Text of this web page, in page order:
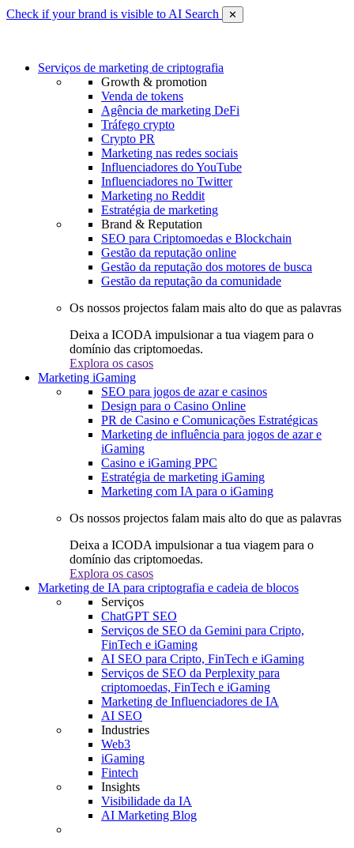
Check if your brand is visible to AI Search ✕
Serviços de marketing de criptografia
Growth & promotion
Venda de tokens
Agência de marketing DeFi
Tráfego crypto
Crypto PR
Marketing nas redes sociais
Influenciadores do YouTube
Influenciadores no Twitter
Marketing no Reddit
Estratégia de marketing
Brand & Reputation
SEO para Criptomoedas e Blockchain
Gestão da reputação online
Gestão da reputação dos motores de busca
Gestão da reputação da comunidade
Os nossos projectos falam mais alto do que as palavras
Deixa a ICODA impulsionar a tua viagem para o
domínio das criptomoedas.
Explora os casos
Marketing iGaming
SEO para jogos de azar e casinos
Design para o Casino Online
PR de Casino e Comunicações Estratégicas
Marketing de influência para jogos de azar e
iGaming
Casino e iGaming PPC
Estratégia de marketing iGaming
Marketing com IA para o iGaming
Os nossos projectos falam mais alto do que as palavras
Deixa a ICODA impulsionar a tua viagem para o
domínio das criptomoedas.
Explora os casos
Marketing de IA para criptografia e cadeia de blocos
Serviços
ChatGPT SEO
Serviços de SEO da Gemini para Cripto,
FinTech e iGaming
AI SEO para Cripto, FinTech e iGaming
Serviços de SEO da Perplexity para
criptomoedas, FinTech e iGaming
Marketing de Influenciadores de IA
AI SEO
Industries
Web3
iGaming
Fintech
Insights
Visibilidade da IA
AI Marketing Blog